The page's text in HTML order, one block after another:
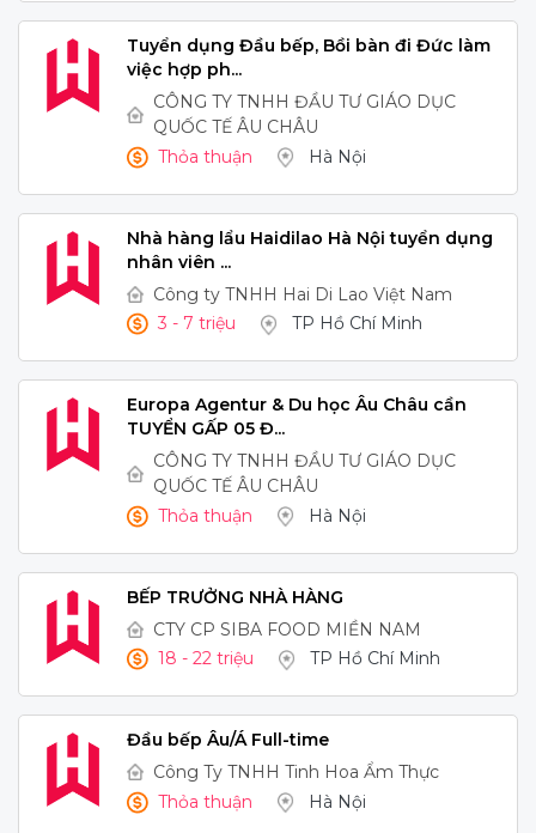
Tuyển dụng Đầu bếp, Bồi bàn đi Đức làm
việc hợp ph...
CÔNG TY TNHH ĐẦU TƯ GIÁO DỤC
QUỐC TẾ ÂU CHÂU
Thỏa thuận
Hà Nội
Nhà hàng lẩu Haidilao Hà Nội tuyển dụng
nhân viên ...
Công ty TNHH Hai Di Lao Việt Nam
3 - 7 triệu
TP Hồ Chí Minh
Europa Agentur & Du học Âu Châu cần
TUYỂN GẤP 05 Đ...
CÔNG TY TNHH ĐẦU TƯ GIÁO DỤC
QUỐC TẾ ÂU CHÂU
Thỏa thuận
Hà Nội
BẾP TRƯỞNG NHÀ HÀNG
CTY CP SIBA FOOD MIỀN NAM
18 - 22 triệu
TP Hồ Chí Minh
Đầu bếp Âu/Á Full-time
Công Ty TNHH Tinh Hoa Ẩm Thực
Thỏa thuận
Hà Nội